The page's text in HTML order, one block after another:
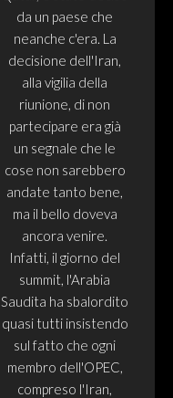
da un paese che
neanche c'era. La
decisione dell'Iran,
alla vigilia della
riunione, di non
partecipare era già
un segnale che le
cose non sarebbero
andate tanto bene,
ma il bello doveva
ancora venire.
Infatti, il giorno del
summit, l'Arabia
Saudita ha sbalordito
quasi tutti insistendo
sul fatto che ogni
membro dell'OPEC,
compreso l'Iran,